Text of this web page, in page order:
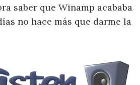
saber que Winamp acababa
no hace más que darme la